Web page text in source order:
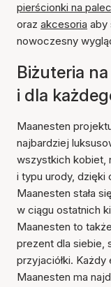
pierścionki na palec
oraz akcesoria aby
nowoczesny
Biżuteria
i dla
Maanesten
najbardziej
wszystkich kobiet,
i typu urody, dzięki
Maanesten stała
w ciągu ostatnich
Maanesten to
prezent dla siebie,
przyjaciółki.
Maanesten ma